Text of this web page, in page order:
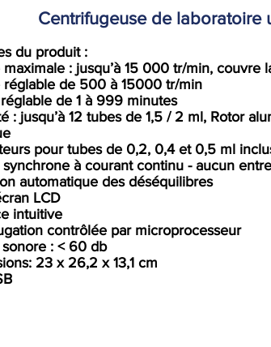
Centrifugeuse de laboratoire
du produit :
maximale : jusqu’à 15 000 tr/min, couvre
réglable de 500 à 15000 tr/min
réglable de 1 à 999 minutes
: jusqu’à 12 tubes de 1,5 / 2 ml, Rotor
pour tubes de 0,2, 0,4 et 0,5 ml
synchrone à courant continu - aucun
automatique des déséquilibres
LCD
intuitive
contrôlée par microprocesseur
sonore : < 60 db
23 x 26,2 x 13,1 cm